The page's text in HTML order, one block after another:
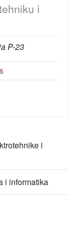
i
P-23
i
i informatika